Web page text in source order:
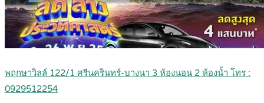
พฤกษาวิลล์ 122/1 ศรีนครินทร์-บางนา 3 ห้องนอน 2 ห้องน้ำ โทร :
0929512254